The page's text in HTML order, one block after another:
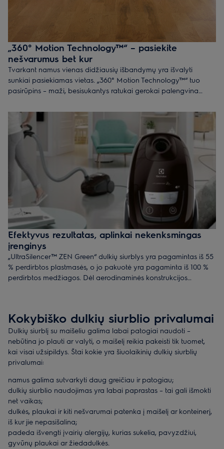
„360° Motion Technology™“ – pasiekite
nešvarumus bet kur
Tvarkant namus vienas didžiausių išbandymų yra išvalyti
sunkiai pasiekiamas vietas. „360° Motion Technology™“ tuo
pasirūpins – maži, besisukantys ratukai gerokai palengvina
Efektyvus rezultatas, aplinkai nekenksmingas
įrenginys
„UltraSilencer™ ZEN Green“ dulkių siurblys yra pagamintas iš 55
% perdirbtos plastmasės, o jo pakuotė yra pagaminta iš 100 %
perdirbtos medžiagos. Dėl aerodinaminės konstrukcijos
Kokybiško dulkių siurblio privalumai
Dulkių siurblį su maišeliu galima labai patogiai naudoti –
nebūtina jo plauti ar valyti, o maišelį reikia pakeisti tik tuomet,
kai visai užsipildys. Štai kokie yra šiuolaikinių dulkių siurblių
privalumai:
namus galima sutvarkyti daug greičiau ir patogiau;
dulkių siurblio naudojimas yra labai paprastas – tai gali išmokti
net vaikas;
dulkės, plaukai ir kiti nešvarumai patenka į maišelį ar konteinerį,
iš kur jie nepasišalina;
padeda išvengti įvairių alergijų, kurias sukelia, pavyzdžiui,
gyvūnų plaukai ar žiedadulkės.